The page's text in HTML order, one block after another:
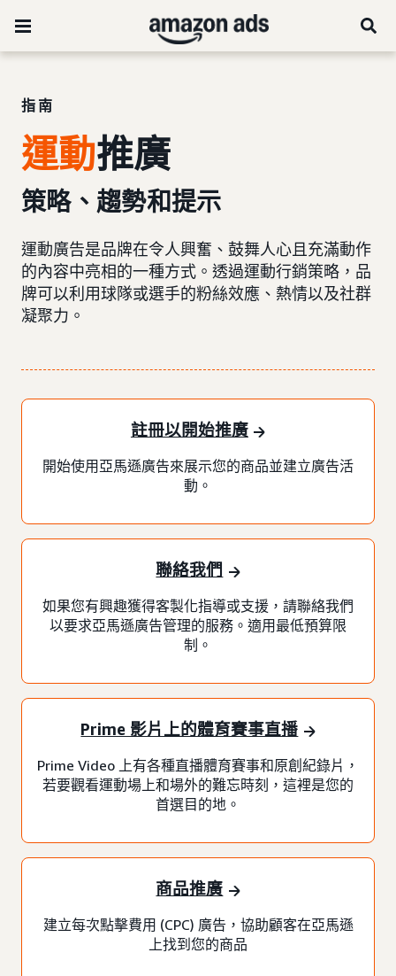
指南
運動推廣
策略、趨勢和提示
運動廣告是品牌在令人興奮、鼓舞人心且充滿動作
的內容中亮相的一種方式。透過運動行銷策略，品
牌可以利用球隊或選手的粉絲效應、熱情以及社群
凝聚力。
註冊以開始推廣
開始使用亞馬遜廣告來展示您的商品並建立廣告活
動。
聯絡我們
如果您有興趣獲得客製化指導或支援，請聯絡我們
以要求亞馬遜廣告管理的服務。適用最低預算限
制。
Prime 影片上的體育賽事直播
Prime Video 上有各種直播體育賽事和原創紀錄片，
若要觀看運動場上和場外的難忘時刻，這裡是您的
首選目的地。
商品推廣
建立每次點擊費用 (CPC) 廣告，協助顧客在亞馬遜
上找到您的商品